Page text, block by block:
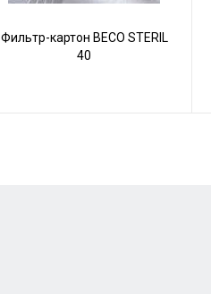
Фильтр-картон BECO STERIL
40